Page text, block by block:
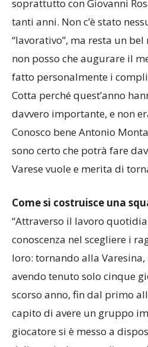
pensi del Varese?
“Con la dirigenza sono
soprattutto con Giovanni
tanti anni. Non c’è stato
“lavorativo”, ma resta un
non posso che augurare il
fatto personalmente i
Cotta perché quest’anno
davvero importante, e non
Conosco bene Antonio
Varese vuole e merita di
Come si costruisce una
“Attraverso il lavoro
conoscenza nel scegliere i
loro: tornando alla
avendo tenuto solo cinque
scorso anno, fin dal primo